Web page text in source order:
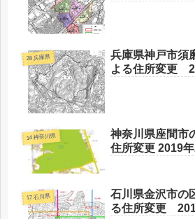
28 兵庫県
兵庫県神戸市須
よる住所変更
14 神奈川県
神奈川県座間市
住所変更 2019
17 石川県
石川県金沢市の
る住所変更